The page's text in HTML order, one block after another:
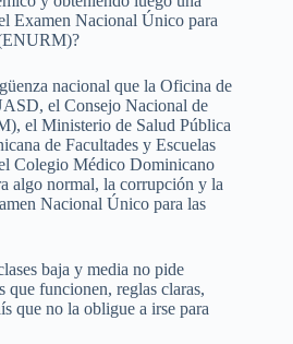
Examen Nacional Único para
nacional que la Oficina de
el Consejo Nacional de
el Ministerio de Salud Pública
de Facultades y Escuelas
Colegio Médico Dominicano
algo normal, la corrupción y la
Nacional Único para las
baja y media no pide
funcionen, reglas claras,
que no la obligue a irse para